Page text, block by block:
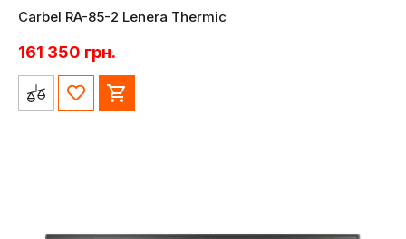
Carbel RA-85-2 Lenera Thermic
161 350 грн.